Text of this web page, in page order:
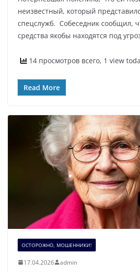
неизвестный, который
спецслужб. Собеседник сообщил,
средства якобы находятся под
14 просмотров всего, 1 view
Read More
ОСТОРОЖНО, МОШЕННИКИ!
17.04.2026 admin